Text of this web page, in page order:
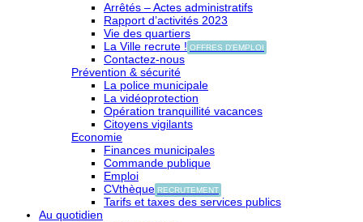
Arrêtés – Actes administratifs
Rapport d’activités 2023
Vie des quartiers
La Ville recrute ! OFFRES D'EMPLOI
Contactez-nous
Prévention & sécurité
La police municipale
La vidéoprotection
Opération tranquillité vacances
Citoyens vigilants
Economie
Finances municipales
Commande publique
Emploi
CVthèque RECRUTEMENT
Tarifs et taxes des services publics
Au quotidien